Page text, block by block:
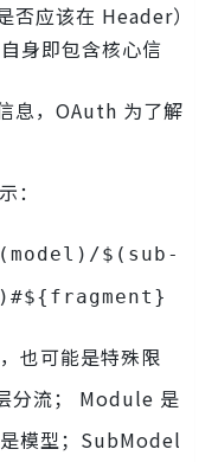
否应该在 Header）
身即包含核心信
息，OAuth 为了解
：
$(sub-
也可能是特殊限
分流； Module 是
模型；SubModel